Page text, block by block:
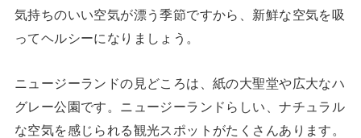
気持ちのいい空気が漂う季節ですから、新鮮な空気を吸
ってヘルシーになりましょう。
ニュージーランドの見どころは、紙の大聖堂や広大なハ
グレー公園です。ニュージーランドらしい、ナチュラル
な空気を感じられる観光スポットがたくさんあります。